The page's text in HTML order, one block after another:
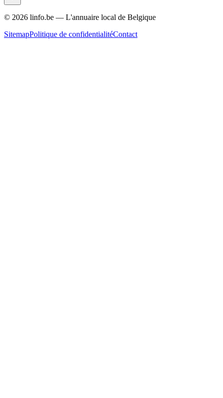
© 2026 linfo.be — L'annuaire local de Belgique
SitemapPolitique de confidentialitéContact